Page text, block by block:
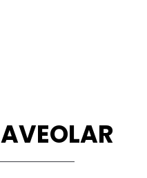
AVEOLAR